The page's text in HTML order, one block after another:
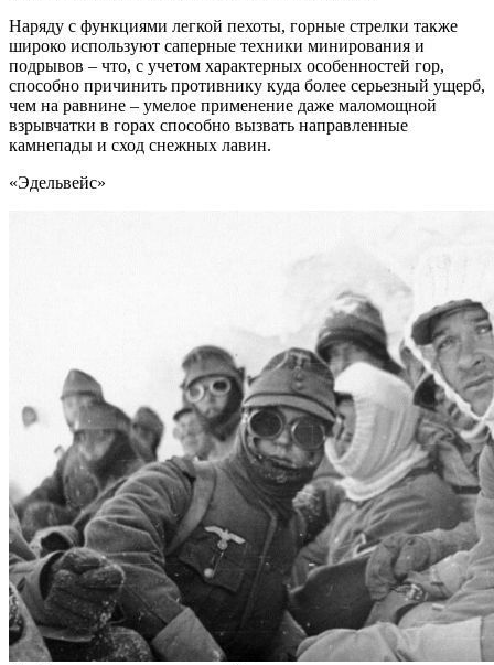
Наряду с функциями легкой пехоты, горные стрелки также
широко используют саперные техники минирования и
подрывов – что, с учетом характерных особенностей гор,
способно причинить противнику куда более серьезный ущерб,
чем на равнине – умелое применение даже маломощной
взрывчатки в горах способно вызвать направленные
камнепады и сход снежных лавин.
«Эдельвейс»